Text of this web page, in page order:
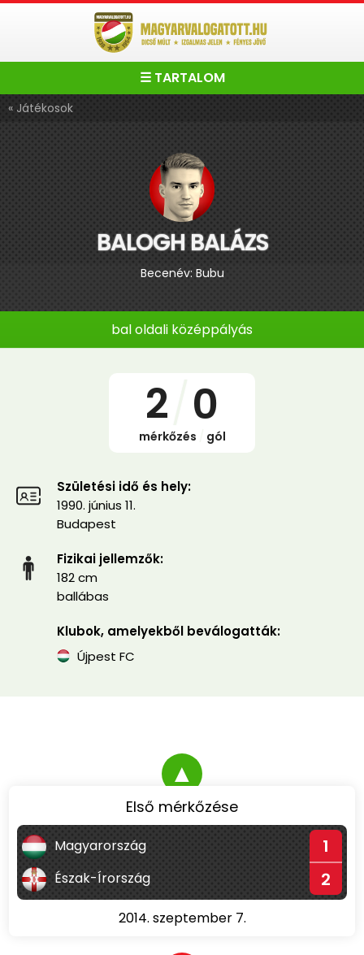
☰ TARTALOM
« Játékosok
BALOGH BALÁZS
Becenév: Bubu
bal oldali középpályás
2 0
mérkőzés gól
Születési idő és hely:
1990. június 11.
Budapest
Fizikai jellemzők:
182 cm
ballábas
Klubok, amelyekből beválogatták:
Újpest FC
▲
Első mérkőzése
Magyarország 1
Észak-Írország 2
2014. szeptember 7.